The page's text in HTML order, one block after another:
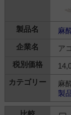
麻
ア
麻
製